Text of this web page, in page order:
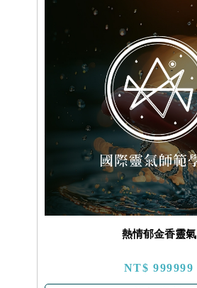
熱情郁金香靈氣
NT$ 999999